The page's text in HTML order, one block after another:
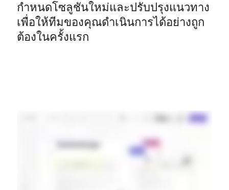
กำหนดโซลูชันใหม่และปรับปรุงแนวทาง
เพื่อให้ทีมของคุณดำเนินการได้อย่างถูก
ต้องในครั้งแรก